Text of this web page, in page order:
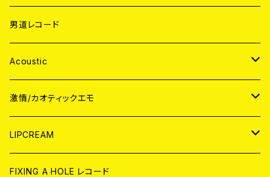
男道レコード
Acoustic
JAPAN
CD
ANALOG
WORLD
CD
激情/カオティックエモ
JAPAN
CD
WORLD
LIPCREAM
CD
FIXING A HOLE レコード